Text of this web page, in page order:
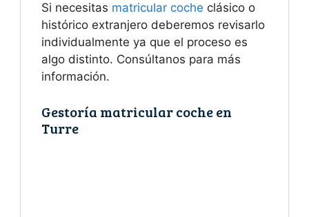
Si necesitas matricular coche clásico o
histórico extranjero deberemos revisarlo
individualmente ya que el proceso es
algo distinto. Consúltanos para más
información.
Gestoría matricular coche en
Turre